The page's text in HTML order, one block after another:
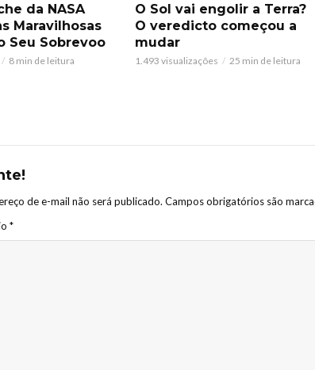
da NASA
Maravilhosas
Seu Sobrevoo
8 min de leitura
O Sol vai engolir a Terra?
O veredicto começou a
mudar
1.493 visualizações 25 min de leitura
de e-mail não será publicado. Campos obrigatórios são
*